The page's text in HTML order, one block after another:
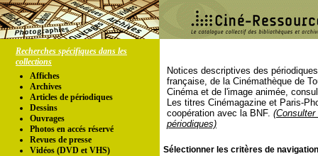
Recherches spécifiques dans les
collections
Affiches
Archives
Articles de périodiques
Dessins
Ouvrages
Photos en accés réservé
Revues de presse
Vidéos (DVD et VHS)
Notices descriptives des
française, de la Cinémathèque de
Cinéma et de l'image animée,
Les titres Cinémagazine et Paris-
coopération avec la BNF.
périodiques)
Sélectionner les critères de